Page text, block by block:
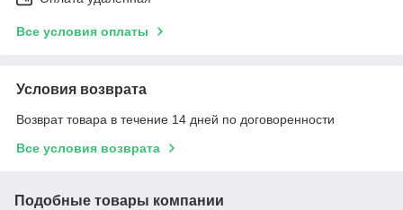
Все условия оплаты
Условия возврата
Возврат товара в течение 14 дней по договоренности
Все условия возврата
Подобные товары компании